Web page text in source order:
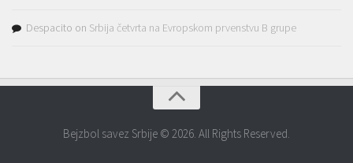
Despacito on Srbija četvrta na Evropskom prvenstvu B grupe
Bejzbol savez Srbije © 2026. All Rights Reserved.